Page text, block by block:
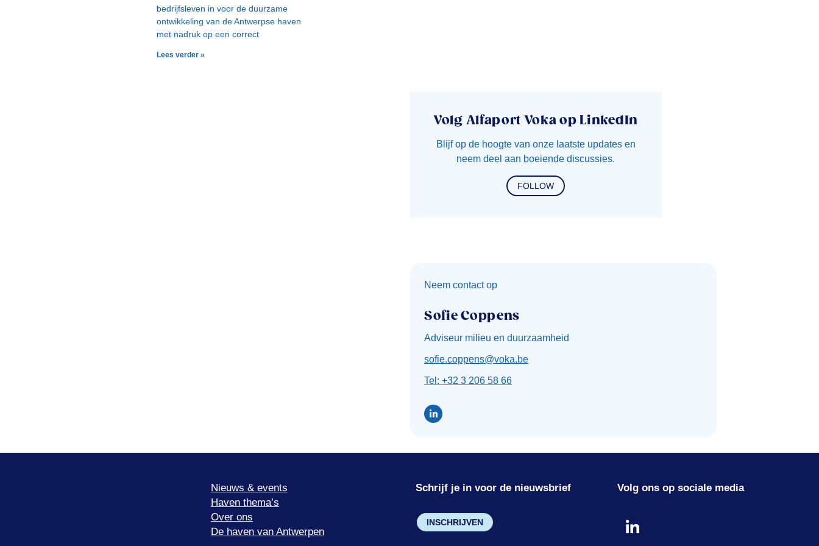
bedrijfsleven in voor de duurzame
ontwikkeling van de Antwerpse haven
met nadruk op een correct
Lees verder »
Volg Alfaport Voka op LinkedIn
Blijf op de hoogte van onze laatste updates en
neem deel aan boeiende discussies.
FOLLOW
Neem contact op
Sofie Coppens
Adviseur milieu en duurzaamheid
sofie.coppens@voka.be
Tel: +32 3 206 58 66
Nieuws & events
Haven thema’s
Over ons
De haven van Antwerpen
Schrijf je in voor de nieuwsbrief
INSCHRIJVEN
Volg ons op sociale media